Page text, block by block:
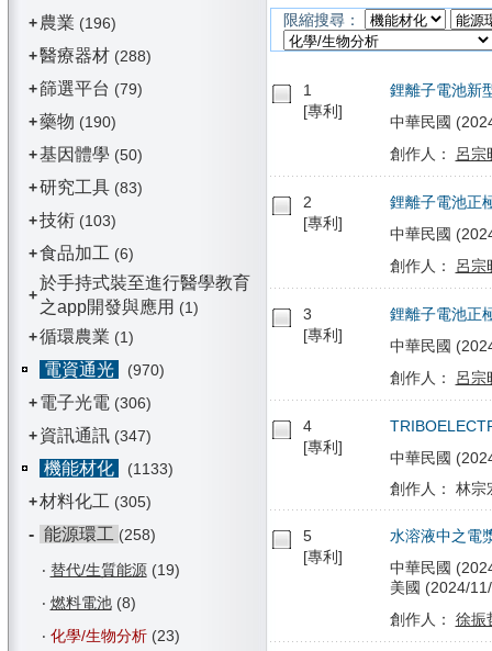
+ 農業 (196)
+醫療器材 (288)
+篩選平台 (79)
+藥物 (190)
+基因體學 (50)
+研究工具(83)
+技術(103)
+食品加工 (6)
+
於手持式裝至進行醫學教育
之app開發與應用 (1)
+循環農業 (1)
電資通光
(970)
+ 電子光電 (306)
+ 資訊通訊(347)
機能材化
(1133)
+材料化工 (305)
- 能源環工 (258)
‧ 替代/生質能源(19)
‧ 燃料電池(8)
‧ 化學/生物分析(23)
限縮搜尋：
1
[專利]
鋰離子電池新
中華民國
創作人： 呂宗
2
[專利]
鋰離子電池正
中華民國
創作人： 呂宗
3
[專利]
鋰離子電池正
中華民國
創作人： 呂宗
4
[專利]
中華民國
創作人： 林宗
5
[專利]
水溶液中之電
中華民國
美國 (2024/
創作人： 徐振